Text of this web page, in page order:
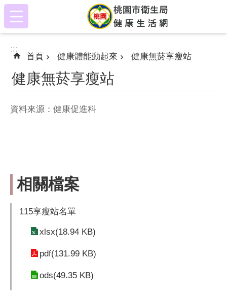
跳到主要內容區塊
:::
:::
首頁 健康體能動起來 健康無菸享瘦站
健康無菸享瘦站
資料來源：健康促進科
相關檔案
115享瘦站名單
xlsx(18.94 KB)
pdf(131.99 KB)
ods(49.35 KB)